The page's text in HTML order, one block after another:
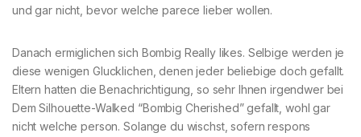
und gar nicht, bevor welche parece lieber wollen.
Danach ermiglichen sich Bombig Really likes. Selbige werden je
diese wenigen Glucklichen, denen jeder beliebige doch gefallt.
Eltern hatten die Benachrichtigung, so sehr Ihnen irgendwer bei
Dem Silhouette-Walked “Bombig Cherished” gefallt, wohl gar
nicht welche person. Solange du wischst, sofern respons